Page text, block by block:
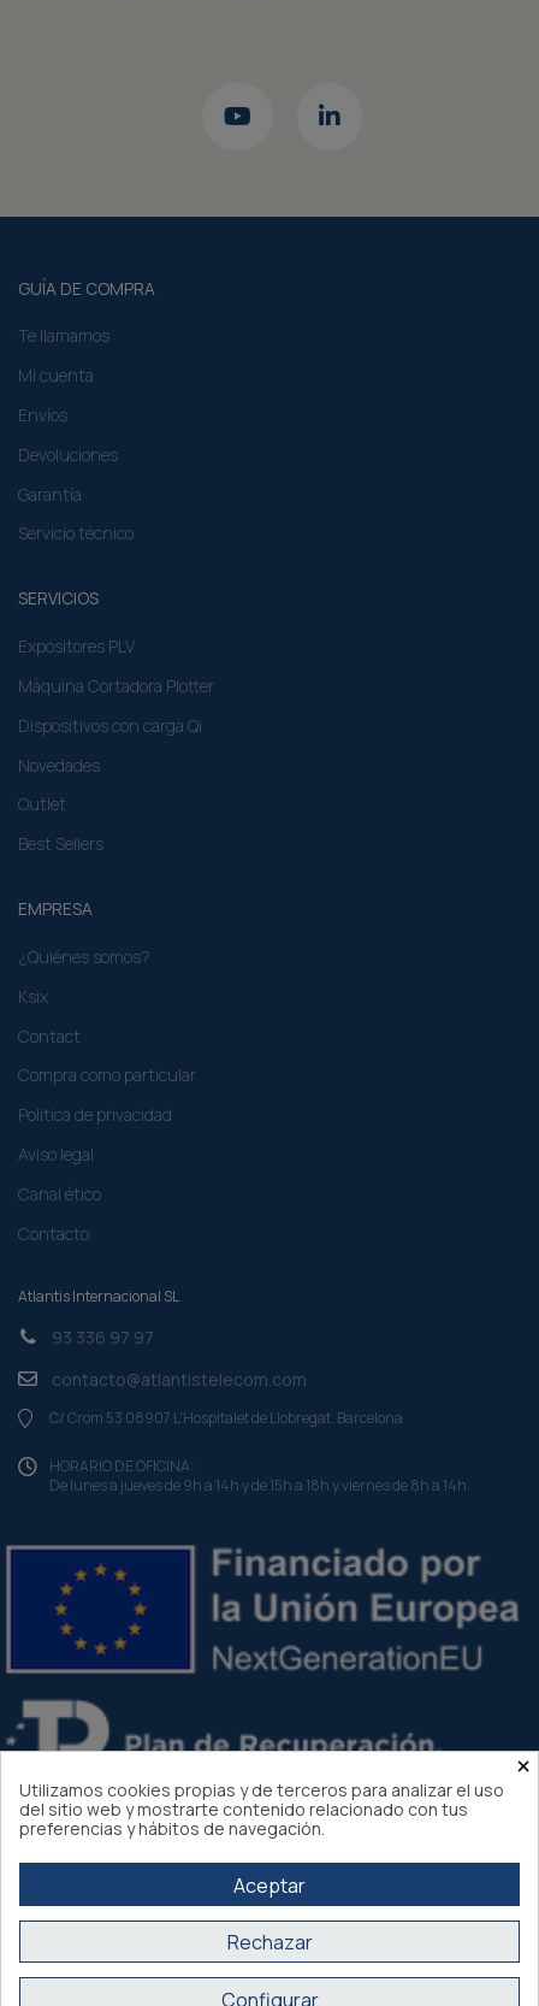
GUÍA DE COMPRA
Te llamamos
Mi cuenta
Envíos
Devoluciones
Garantía
Servicio técnico
SERVICIOS
Expositores PLV
Máquina Cortadora Plotter
Dispositivos con carga Qi
Novedades
Outlet
Best Sellers
EMPRESA
¿Quiénes somos?
Ksix
Contact
Compra como particular​
Politica de privacidad
Aviso legal
Canal ético
Contacto
Atlantis Internacional SL
93 336 97 97
contacto@atlantistelecom.com
C/ Crom 53 08907 L'Hospitalet de Llobregat. Barcelona
HORARIO DE OFICINA:
De lunes a jueves de 9h a 14h y de 15h a 18h y viernes de 8h a 14h.
Atlantis Internacional 2026
×
Utilizamos cookies propias y de terceros para analizar el uso
del sitio web y mostrarte contenido relacionado con tus
preferencias y hábitos de navegación.
Aceptar
Rechazar
Configurar